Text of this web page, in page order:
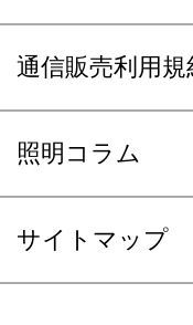
通信販売利用規
照明コラム
サイトマップ